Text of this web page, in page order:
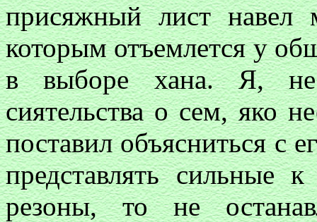
присяжный лист навел
которым отъемлется у
в выборе хана. Я, не
сиятельства о сем, яко
поставил объясниться с
представлять сильные
резоны, то не